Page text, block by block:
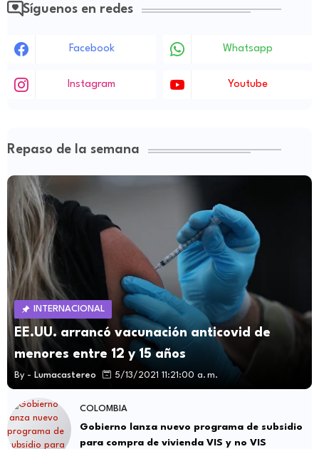
Síguenos en redes
Facebook Whatsapp
Instagram Youtube
Repaso de la semana
INTERNACIONAL
EE.UU. arrancó vacunación anticovid de
menores entre 12 y 15 años
By - Lumacastereo 5/13/2021 11:21:00 a. m.
COLOMBIA
Gobierno lanza nuevo programa de subsidio
para compra de vivienda VIS y no VIS